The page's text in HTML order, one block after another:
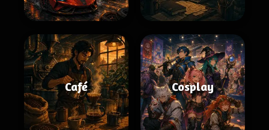
Café Cosplay